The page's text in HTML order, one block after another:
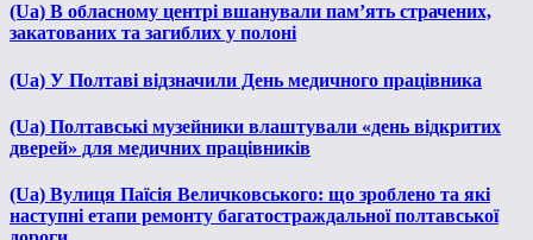
(Ua) В обласному центрі вшанували пам’ять страчених,
закатованих та загиблих у полоні
(Ua) У Полтаві відзначили День медичного працівника
(Ua) Полтавські музейники влаштували «день відкритих
дверей» для медичних працівників
(Ua) Вулиця Паїсія Величковського: що зроблено та які
наступні етапи ремонту багатостраждальної полтавської